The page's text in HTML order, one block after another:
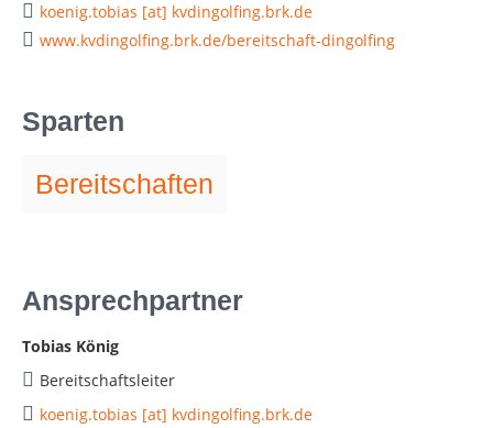
koenig.tobias [at] kvdingolfing.brk.de
www.kvdingolfing.brk.de/bereitschaft-dingolfing
Sparten
Bereitschaften
Ansprechpartner
Tobias König
Bereitschaftsleiter
koenig.tobias [at] kvdingolfing.brk.de